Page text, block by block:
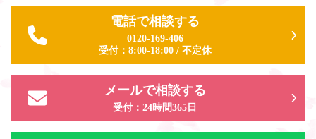
電話で相談する
0120-169-406
受付： 8:00-18:00/ 不定休
メールで相談する
受付：24時間365日